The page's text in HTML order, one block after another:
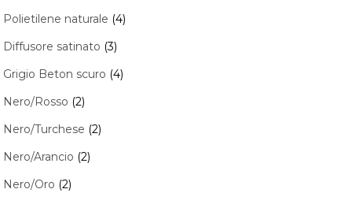
Polietilene naturale (4)
Diffusore satinato (3)
Grigio Beton scuro (4)
Nero/Rosso (2)
Nero/Turchese (2)
Nero/Arancio (2)
Nero/Oro (2)